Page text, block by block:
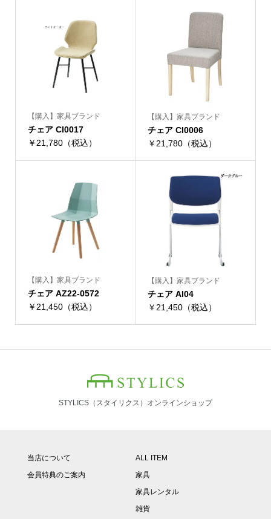
【購入】家具ブランド
チェア CI0017
￥21,780（税込）
【購入】家具ブランド
チェア CI0006
￥21,780（税込）
【購入】家具ブランド
チェア AZ22-0572
￥21,450（税込）
【購入】家具ブランド
チェア AI04
￥21,450（税込）
STYLICS（スタイリクス）オンラインショップ
当店について
会員特典のご案内
ALL ITEM
家具
家具レンタル
雑貨